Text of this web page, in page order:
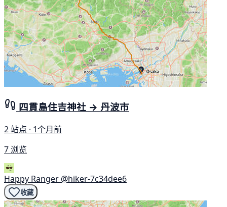
四貫島住吉神社 → 丹波市
2 站点 · 1个月前
7 浏览
Happy Ranger @hiker-7c34dee6
收藏